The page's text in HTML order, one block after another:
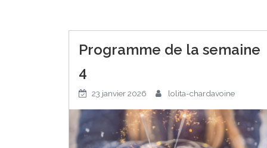
Programme de la semaine
4
23 janvier 2026 lolita-chardavoine